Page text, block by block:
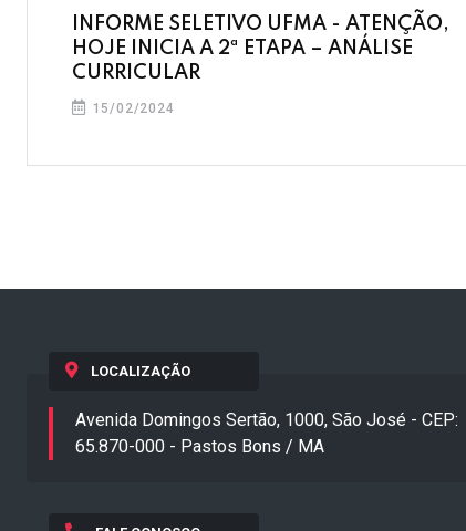
INFORME SELETIVO UFMA - ATENÇÃO,
HOJE INICIA A 2ª ETAPA – ANÁLISE
CURRICULAR
15/02/2024
LOCALIZAÇÃO
Avenida Domingos Sertão, 1000, São José - CEP:
65.870-000 - Pastos Bons / MA